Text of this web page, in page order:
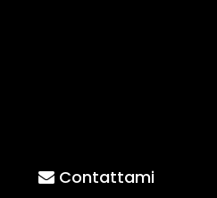
Contattami